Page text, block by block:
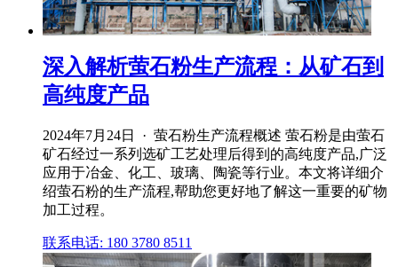
深入解析萤石粉生产流程：从矿石到
高纯度产品
2024年7月24日 · 萤石粉生产流程概述 萤石粉是由萤石
矿石经过一系列选矿工艺处理后得到的高纯度产品,广泛
应用于冶金、化工、玻璃、陶瓷等行业。本文将详细介
绍萤石粉的生产流程,帮助您更好地了解这一重要的矿物
加工过程。
联系电话: 180 3780 8511